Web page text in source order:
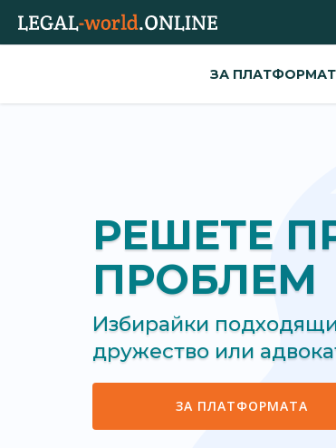
ЗА
РЕШЕТЕ
ПРОБЛЕМ
Избирайки
дружество или
ЗА ПЛАТФОРМАТА